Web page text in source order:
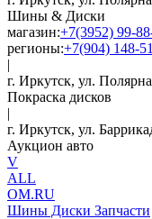
Шины & Диски
магазин:+7(3952) 99-
регионы:+7(904) 148-
|
г. Иркутск, ул.
Покраска дисков
|
г. Иркутск, ул.
Аукцион авто
V
ALL
OM.RU
Шины Диски Запчасти